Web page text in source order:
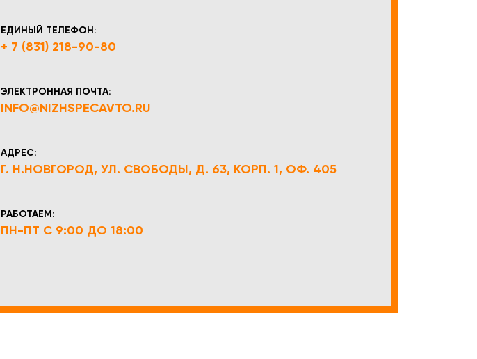
ЕДИНЫЙ ТЕЛЕФОН:
+ 7 (831) 218-90-80
ЭЛЕКТРОННАЯ ПОЧТА:
INFO@NIZHSPECAVTO.RU
АДРЕС:
Г. Н.НОВГОРОД, УЛ. СВОБОДЫ, Д. 63, КОРП. 1, ОФ. 405
РАБОТАЕМ:
ПН-ПТ С 9:00 ДО 18:00